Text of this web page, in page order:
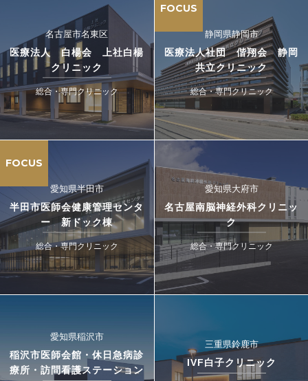
名古屋市名東区
医療法人 白楊会 上社白楊
クリニック
総合・専門クリニック
FOCUS
静岡県静岡市
医療法人社団 偕翔会 静岡
共立クリニック
総合・専門クリニック
FOCUS
愛知県半田市
半田市医師会健康管理センタ
ー 新ドック棟
総合・専門クリニック
愛知県大府市
名古屋南脳神経外科クリニッ
ク
総合・専門クリニック
愛知県稲沢市
稲沢市医師会館・休日急病診
療所・訪問看護ステーション
三重県鈴鹿市
IVF白子クリニック